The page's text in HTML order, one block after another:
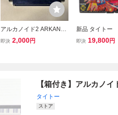
アルカノイド2 ARKANOI
DⅡ ファミコン タイト
即決 2,000円
新品 タイトー
ン アルカノ
即決 19,800円
【箱付き】アルカノ
タイトー
ストア